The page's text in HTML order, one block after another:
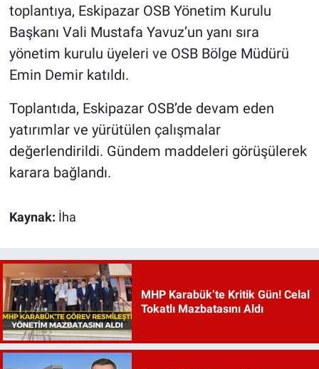
toplantıya, Eskipazar OSB Yönetim Kurulu
Başkanı Vali Mustafa Yavuz’un yanı sıra
yönetim kurulu üyeleri ve OSB Bölge Müdürü
Emin Demir katıldı.
Toplantıda, Eskipazar OSB’de devam eden
yatırımlar ve yürütülen çalışmalar
değerlendirildi. Gündem maddeleri görüşülerek
karara bağlandı.
Kaynak: İha
MHP Karabük’te Kritik Gün! Celal
Tokatlı Mazbatasını Aldı